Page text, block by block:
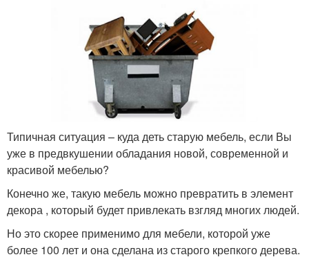
Типичная ситуация – куда деть старую мебель, если Вы
уже в предвкушении обладания новой, современной и
красивой мебелью?
Конечно же, такую мебель можно превратить в элемент
декора , который будет привлекать взгляд многих людей.
Но это скорее применимо для мебели, которой уже
более 100 лет и она сделана из старого крепкого дерева.